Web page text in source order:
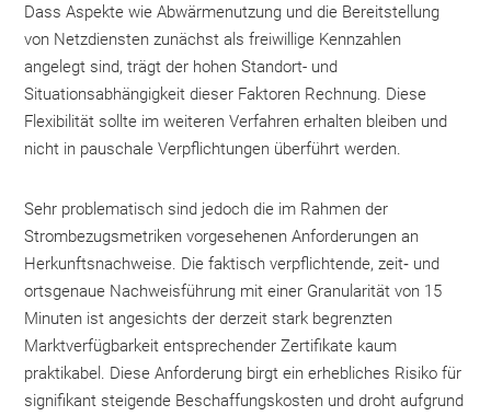
Dass Aspekte wie Abwärmenutzung und die Bereitstellung
von Netzdiensten zunächst als freiwillige Kennzahlen
angelegt sind, trägt der hohen Standort- und
Situationsabhängigkeit dieser Faktoren Rechnung. Diese
Flexibilität sollte im weiteren Verfahren erhalten bleiben und
nicht in pauschale Verpflichtungen überführt werden.
Sehr problematisch sind jedoch die im Rahmen der
Strombezugsmetriken vorgesehenen Anforderungen an
Herkunftsnachweise. Die faktisch verpflichtende, zeit‑ und
ortsgenaue Nachweisführung mit einer Granularität von 15
Minuten ist angesichts der derzeit stark begrenzten
Marktverfügbarkeit entsprechender Zertifikate kaum
praktikabel. Diese Anforderung birgt ein erhebliches Risiko für
signifikant steigende Beschaffungskosten und droht aufgrund